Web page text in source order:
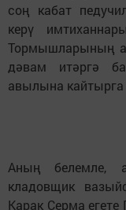
соң кабат
керү
Тормышларының
дәвам итәргә
авылына
Аның белемле,
кладовщик
Карак Серма егете